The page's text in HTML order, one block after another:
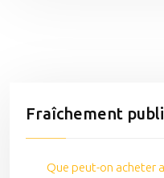
Fraîchement
Que peut-on acheter